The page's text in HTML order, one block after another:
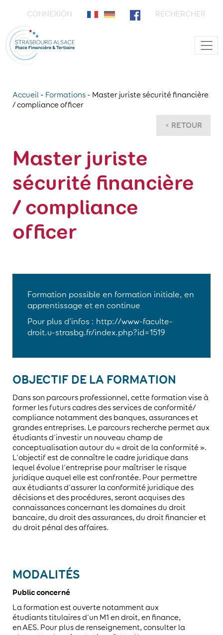
CONNEXION RECHERCHER
Main Navigation
Accueil - Formations - Master juriste sécurité financière
/ compliance officer
< RETOUR
Master juriste
sécurité financière
/ compliance
officer
Formation possible en formation initiale, en
apprentissage et en continue
Pour plus d’infos : http://www-faculte-
droit.u-strasbg.fr/index.php?id=1519
OBJECTIF DE LA FORMATION
Dans son parcours professionnel, cette formation vise à
former les futurs cadres des services de conformité/
compliance notamment des banques, assurances et
grandes entreprises. Le parcours recherche permet aux
étudiants d’investir un nouveau champ de
conceptualisation autour du « droit de la conformité ».
L’objectif est de connaître le cadre juridique dans
lequel évolue l’entreprise pour maîtriser le risque
juridique auquel elle est confrontée. Pour permettre
aux étudiants d’assurer la conformité juridique des
décisions et des procédures, seront acquises des
connaissances concernant les domaines du droit
bancaire, du droit des assurances, du droit financier et
du droit pénal des affaires.
MODALITÉS
Public concerné
La formation est ouverte notamment aux
étudiants titulaires d’un M1 en droit, en finance,
en AES. Pour plus de renseignement, consulter la